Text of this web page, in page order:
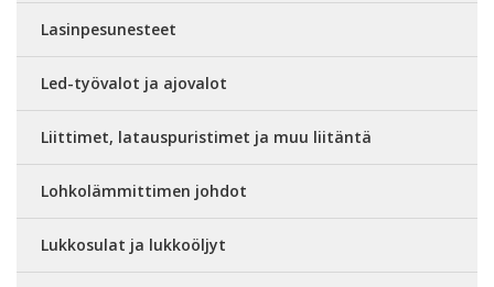
Lasinpesunesteet
Led-työvalot ja ajovalot
Liittimet, latauspuristimet ja muu liitäntä
Lohkolämmittimen johdot
Lukkosulat ja lukkoöljyt